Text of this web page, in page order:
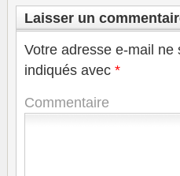
Laisser un
Votre adresse e-mail ne
indiqués avec *
Commentaire